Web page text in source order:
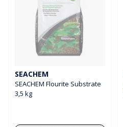
SEACHEM
SEACHEM Flourite Substrate
3,5 kg